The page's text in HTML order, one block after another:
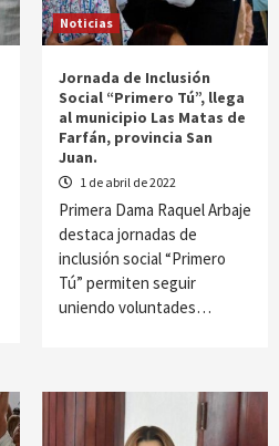
Noticias
Jornada de Inclusión
Social “Primero Tú”, llega
al municipio Las Matas de
Farfán, provincia San
Juan.
1 de abril de 2022
Primera Dama Raquel Arbaje
destaca jornadas de
inclusión social “Primero
Tú” permiten seguir
uniendo voluntades…